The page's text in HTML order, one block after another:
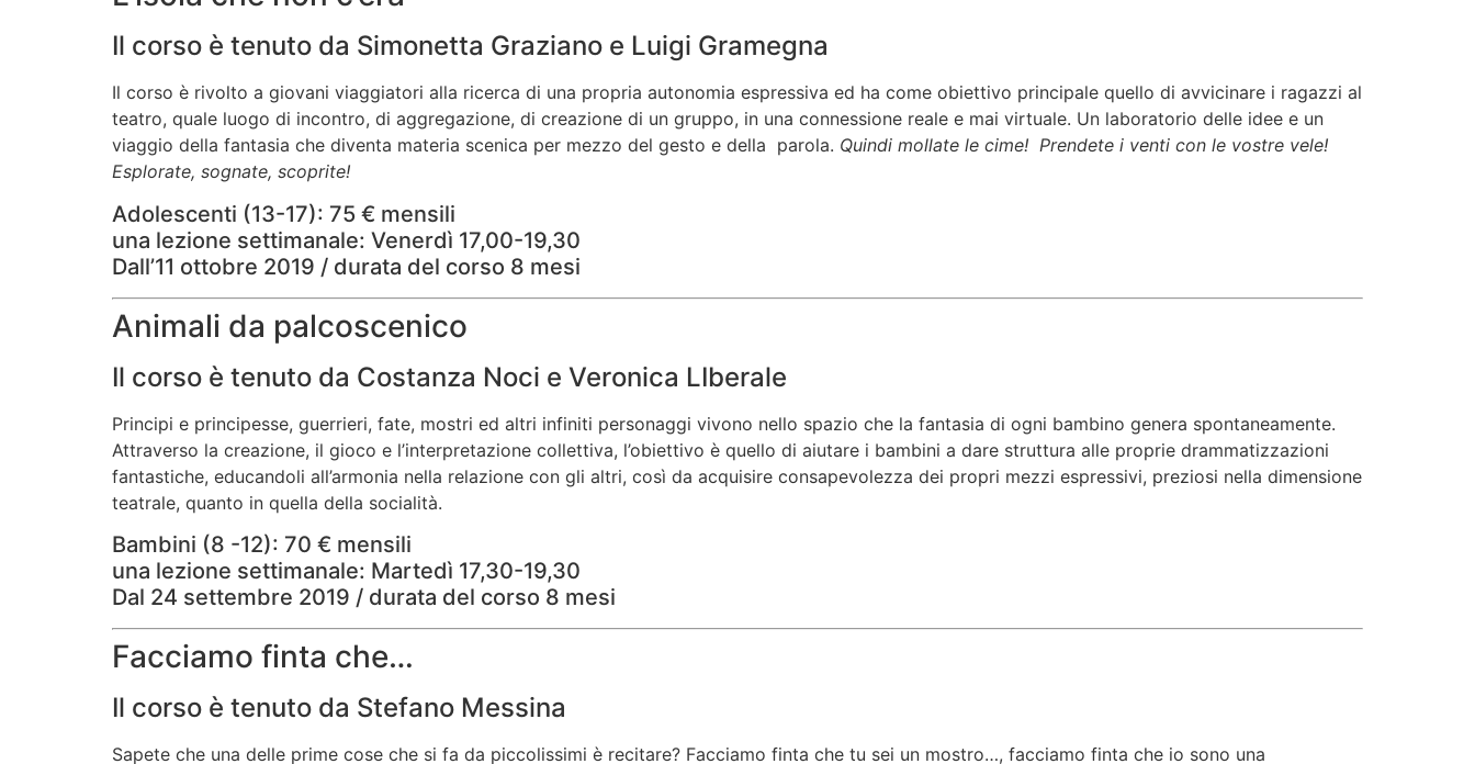
Il corso è tenuto da Simonetta Graziano e Luigi Gramegna
Il corso è rivolto a giovani viaggiatori alla ricerca di una propria autonomia espressiva ed ha come obiettivo principale quello di avvicinare i ragazzi al
teatro, quale luogo di incontro, di aggregazione, di creazione di un gruppo, in una connessione reale e mai virtuale. Un laboratorio delle idee e un
viaggio della fantasia che diventa materia scenica per mezzo del gesto e della parola. Quindi mollate le cime! Prendete i venti con le vostre vele!
Esplorate, sognate, scoprite!
Adolescenti (13-17): 75 € mensili
una lezione settimanale: Venerdì 17,00-19,30
Dall’11 ottobre 2019 / durata del corso 8 mesi
Animali da palcoscenico
Il corso è tenuto da Costanza Noci e Veronica LIberale
Principi e principesse, guerrieri, fate, mostri ed altri infiniti personaggi vivono nello spazio che la fantasia di ogni bambino genera spontaneamente.
Attraverso la creazione, il gioco e l’interpretazione collettiva, l’obiettivo è quello di aiutare i bambini a dare struttura alle proprie drammatizzazioni
fantastiche, educandoli all’armonia nella relazione con gli altri, così da acquisire consapevolezza dei propri mezzi espressivi, preziosi nella dimensione
teatrale, quanto in quella della socialità.
Bambini (8 -12): 70 € mensili
una lezione settimanale: Martedì 17,30-19,30
Dal 24 settembre 2019 / durata del corso 8 mesi
Facciamo finta che…
Il corso è tenuto da Stefano Messina
Sapete che una delle prime cose che si fa da piccolissimi è recitare? Facciamo finta che tu sei un mostro…, facciamo finta che io sono una